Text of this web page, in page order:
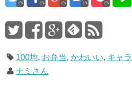
100均, お弁当, かわいい, キャラ
ナミさん